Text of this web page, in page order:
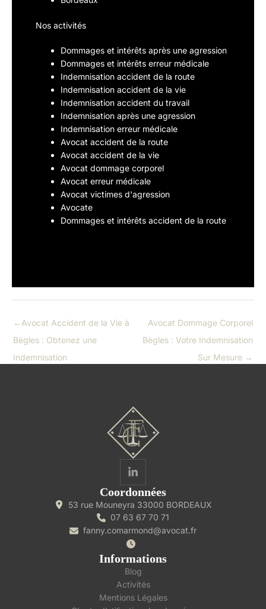
Nos activités
Dommages et intérêts après une agression
Dommages et intérêts erreur médicale
Indemnisation accident de la route
Indemnisation accident de la vie
Indemnisation accident du travail
Indemnisation après une agression
Indemnisation erreur médicale
Avocat accident de la route
Avocat accident de la vie
Avocat dommage corporel
Avocat erreur médicale
Avocat victimes d'agression
Avocate
Dommages et intérêts accident de la route
← Avocat Accident de la Vie à
Bègles : Obtenez une
Indemnisation
Avocat Dommage Corporel
Bègles : Votre Indemnisation
Sur Mesure →
Coordonnées
53 rue Mouneyra 33000 BORDEAUX
07 63 67 70 71
fanny.comarmond@avocat.fr
Informations
Blog
Activités
Mentions Légales